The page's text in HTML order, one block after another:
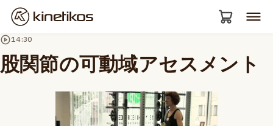
14:30
股関節の可動域アセスメント